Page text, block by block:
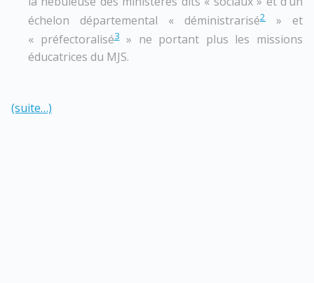
échelon départemental « déministrarisé2
» et
« préfectoralisé3» ne portant plus les missions
éducatrices du MJS.
(suite…)